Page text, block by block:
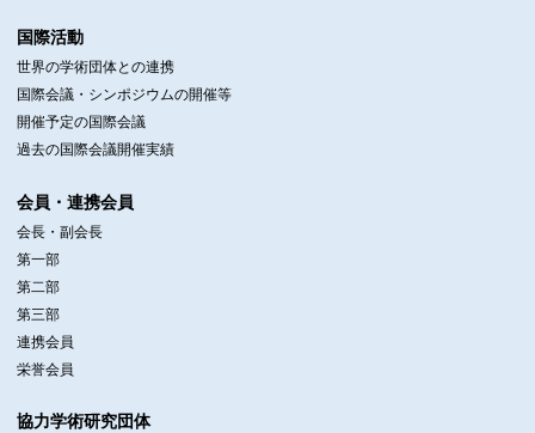
国際活動
世界の学術団体との連携
国際会議・シンポジウムの開催等
開催予定の国際会議
過去の国際会議開催実績
会員・連携会員
会長・副会長
第一部
第二部
第三部
連携会員
栄誉会員
協力学術研究団体